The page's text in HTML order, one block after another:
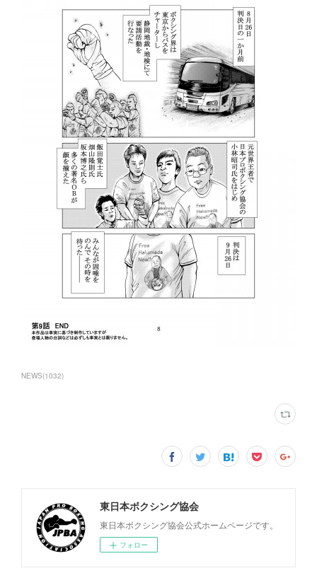
NEWS(1032)
東日本ボクシング協会
東日本ボクシング協会公式ホームページです。
フォロー